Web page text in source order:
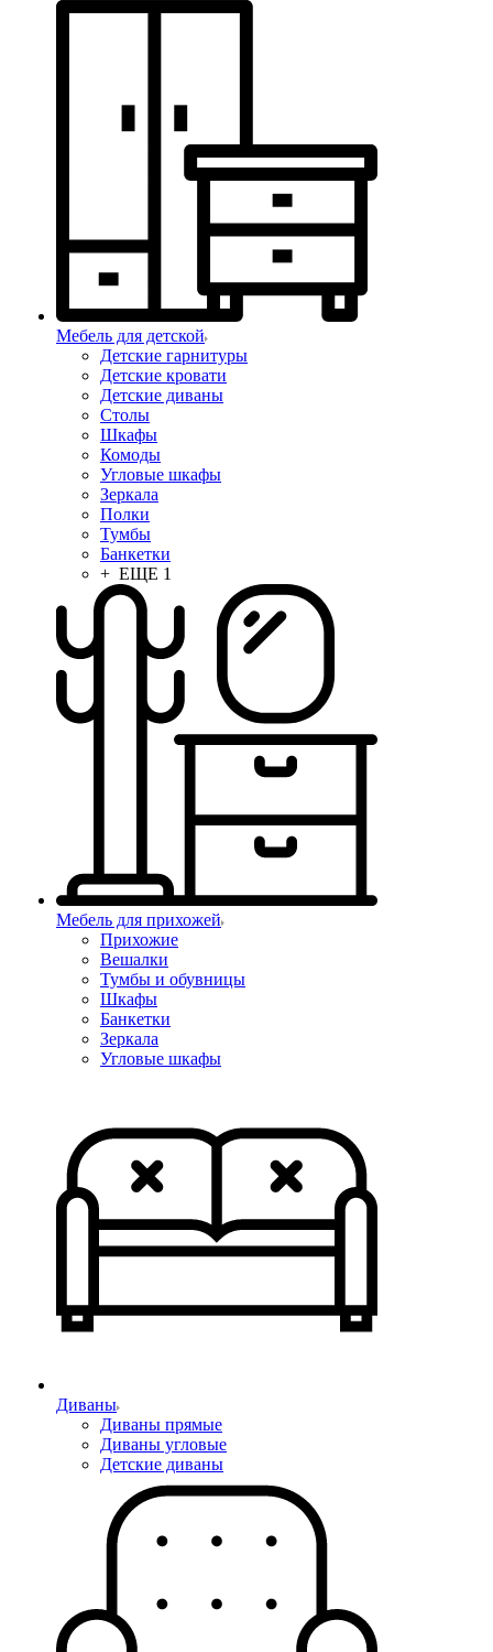
Мебель для детской
Детские гарнитуры
Детские кровати
Детские диваны
Столы
Шкафы
Комоды
Угловые шкафы
Зеркала
Полки
Тумбы
Банкетки
+ ЕЩЕ 1
Мебель для прихожей
Прихожие
Вешалки
Тумбы и обувницы
Шкафы
Банкетки
Зеркала
Угловые шкафы
Диваны
Диваны прямые
Диваны угловые
Детские диваны